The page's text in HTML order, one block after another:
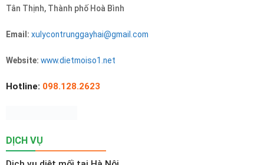
Tân Thịnh, Thành phố Hoà Bình
Email: xulycontrunggayhai@gmail.com
Website: www.dietmoiso1.net
Hotline: 098.128.2623
DỊCH VỤ